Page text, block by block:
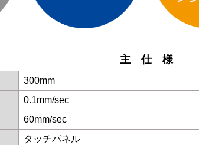
主 仕 様
300mm
0.1mm/sec
60mm/sec
タッチパネル